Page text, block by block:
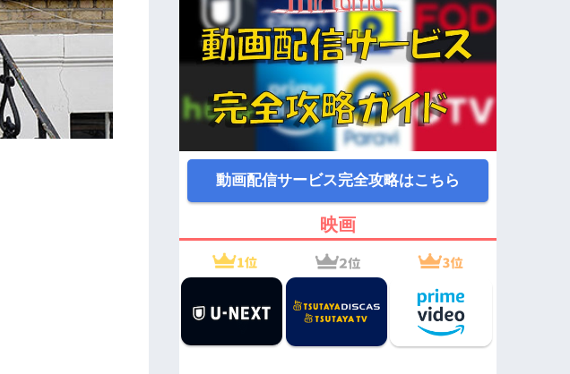
動画配信サービス完全攻略はこちら
映画